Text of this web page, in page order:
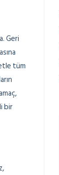
Geri
tüm
bir